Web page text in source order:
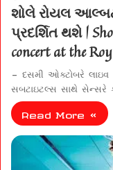
શોલે રોયલ
પ્રદર્શિત થશે |
concert at the
– દસમી ઓક્ટોબરે લાઇવ
સબટાઇટલ્સ સાથે સેન્સરે
Read More »